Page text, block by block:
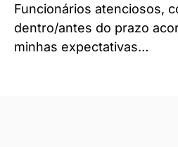
Funcionários atenciosos,
dentro/antes do prazo
minhas expectativas…